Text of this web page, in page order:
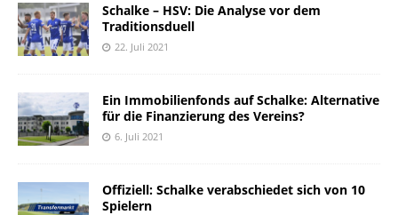
Schalke – HSV: Die Analyse vor dem
Traditionsduell
22. Juli 2021
Ein Immobilienfonds auf Schalke: Alternative
für die Finanzierung des Vereins?
6. Juli 2021
Offiziell: Schalke verabschiedet sich von 10
Spielern